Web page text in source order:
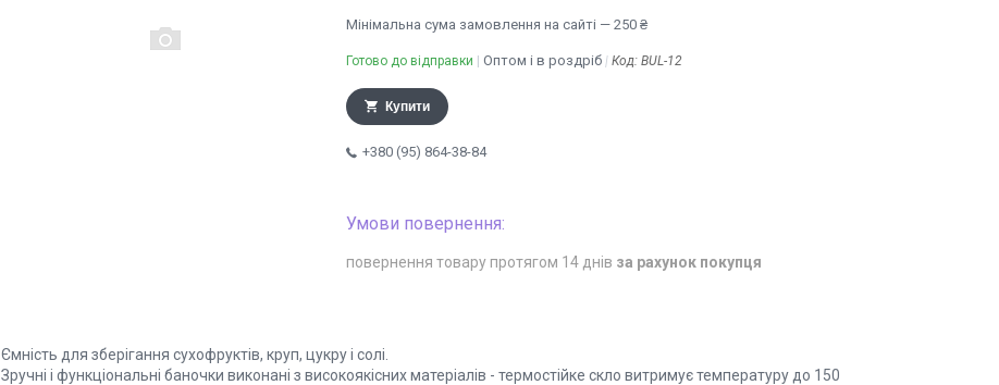
Мінімальна сума замовлення на сайті — 250 ₴
Готово до відправки Оптом і в роздріб Код: BUL-12
Купити
+380 (95) 864-38-84
повернення товару протягом 14 днів за рахунок покупця
Ємність для зберігання сухофруктів, круп, цукру і солі.
Зручні і функціональні баночки виконані з високоякісних матеріалів - термостійке скло витримує температуру до 150